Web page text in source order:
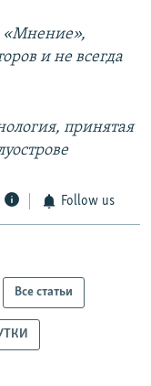
«Мнение»,
и не всегда
принятая
Follow us
Все статьи